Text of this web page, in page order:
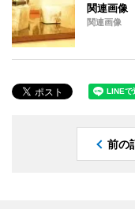
関連画像
関連画像
前の